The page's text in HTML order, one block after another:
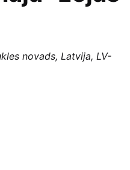
novads, Latvija, LV-